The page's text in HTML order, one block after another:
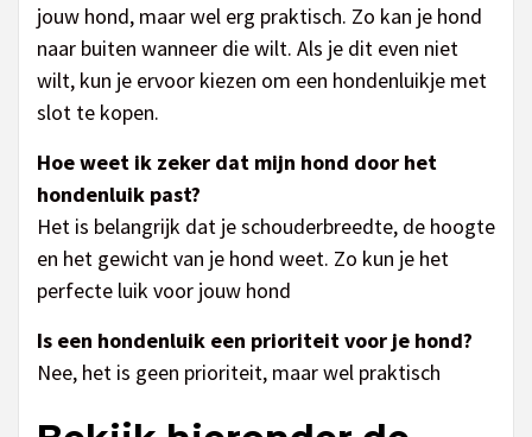
jouw hond, maar wel erg praktisch. Zo kan je hond
naar buiten wanneer die wilt. Als je dit even niet
wilt, kun je ervoor kiezen om een hondenluikje met
slot te kopen.
Hoe weet ik zeker dat mijn hond door het
hondenluik past?
Het is belangrijk dat je schouderbreedte, de hoogte
en het gewicht van je hond weet. Zo kun je het
perfecte luik voor jouw hond
Is een hondenluik een prioriteit voor je hond?
Nee, het is geen prioriteit, maar wel praktisch